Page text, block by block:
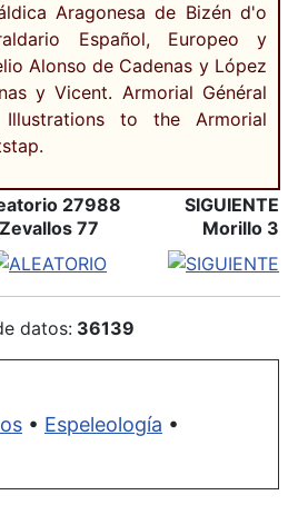
Aragonesa de Bizén d'o
Español, Europeo y
Alonso de Cadenas y López
y Vicent. Armorial Général
to the Armorial
27988
Zevallos 77
SIGUIENTE
Morillo 3
datos: 36139
• Espeleología •